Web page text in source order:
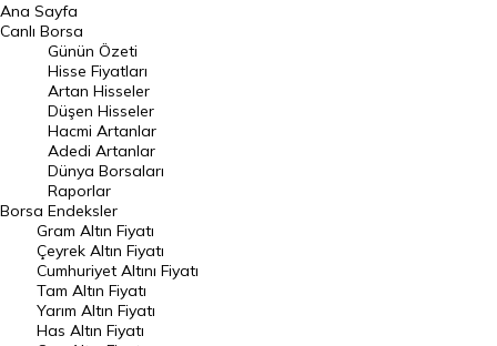
BIST 100 Hisseleri
En Çok Artan Hisseler
En Çok Düşen Hisseler
Hacmi Artanlar
Geçmiş Kapanışlar
Dünya Borsaları
Raporlar
Endeksler
DÖVİZ
Ana Sayfa
Canlı Borsa
Borsa
Günün Özeti
Hisse Fiyatları
Artan Hisseler
Düşen Hisseler
Hacmi Artanlar
Adedi Artanlar
Dünya Borsaları
Raporlar
Endeksler
Gram Altın Fiyatı
Çeyrek Altın Fiyatı
Cumhuriyet Altını Fiyatı
Tam Altın Fiyatı
Yarım Altın Fiyatı
Has Altın Fiyatı